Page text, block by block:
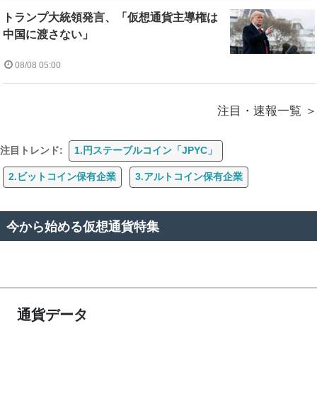
トランプ大統領発言、「仮想通貨主導権は
中国に渡さない」
08/08 05:00
注目・速報一覧
注目トレンド: 1.円ステーブルコイン「JPYC」
2.ビットコイン保有企業 3.アルトコイン保有企業
今から始める仮想通貨特集
通貨データ